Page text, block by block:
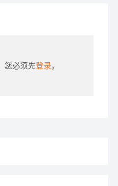
您必须先登录。